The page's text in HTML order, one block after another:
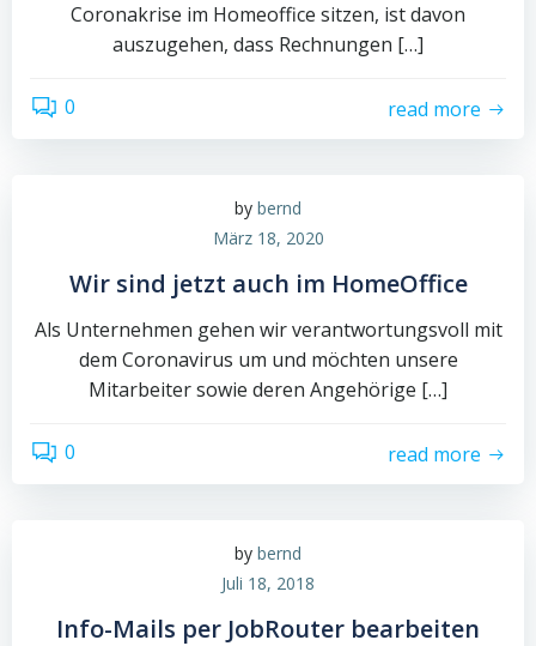
Coronakrise im Homeoffice sitzen, ist davon
auszugehen, dass Rechnungen […]
0 read more
by bernd
März 18, 2020
Wir sind jetzt auch im HomeOffice
Als Unternehmen gehen wir verantwortungsvoll mit
dem Coronavirus um und möchten unsere
Mitarbeiter sowie deren Angehörige […]
0 read more
by bernd
Juli 18, 2018
Info-Mails per JobRouter bearbeiten